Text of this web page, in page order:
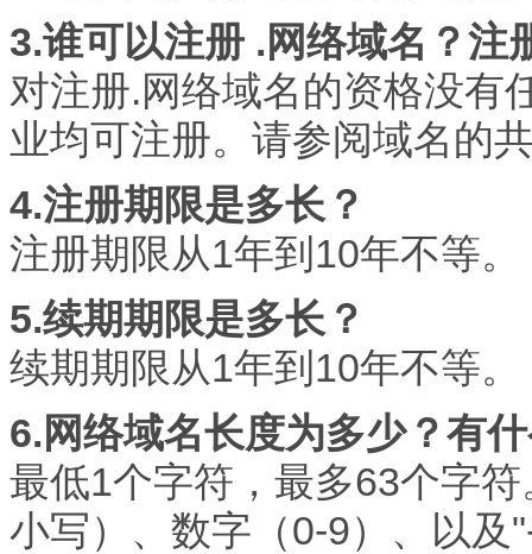
3.谁可以注册 .网络域名？注
对注册.网络域名的资格没有
业均可注册。请参阅域名的
4.注册期限是多长？
注册期限从1年到10年不等。
5.续期期限是多长？
续期期限从1年到10年不等。
6.网络域名长度为多少？有
最低1个字符，最多63个字
小写）、数字（0-9）、以